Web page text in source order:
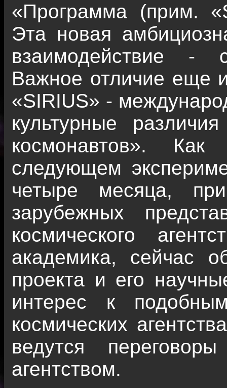
«Программа (прим.
Эта новая
взаимодействие -
Важное отличие еще
«SIRIUS» -
культурные
космонавтов».
следующем
четыре месяца,
зарубежных
космического
академика, сейчас
проекта и его
интерес к
космических
ведутся
агентством.